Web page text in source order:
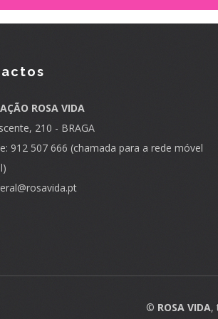
ROSA VIDA
210 - BRAGA
912 507 666 (chamada para a rede móvel
© ROSA VIDA,